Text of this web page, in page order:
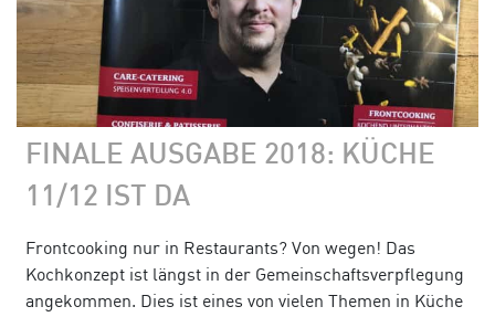
FINALE AUSGABE 2018: KÜCHE
11/12 IST DA
Frontcooking nur in Restaurants? Von wegen! Das
Kochkonzept ist längst in der Gemeinschaftsverpflegung
angekommen. Dies ist eines von vielen Themen in Küche